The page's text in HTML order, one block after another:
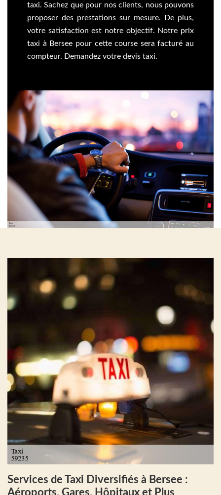
taxi. Sachez que pour nos clients, nous pouvons
proposer des prestations sur mesure. De plus,
votre satisfaction est notre objectif. Notre prix
taxi à Bersee pour cette course sera facturé au
compteur. Demandez votre devis taxi.
Services de Taxi Diversifiés à Bersee :
Aéroports, Gares, Hôpitaux et Plus